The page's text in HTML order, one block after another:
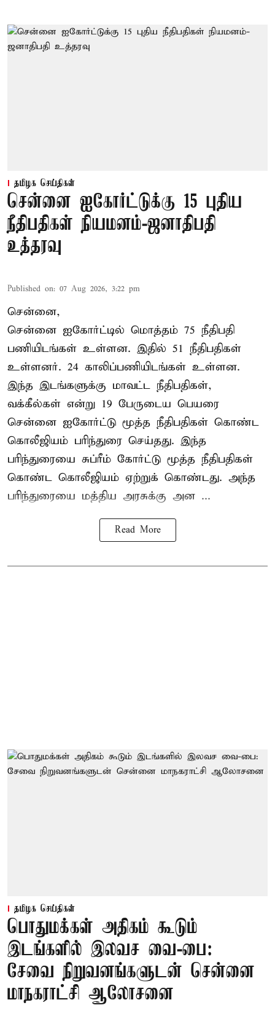
தமிழக செய்திகள்
சென்னை ஐகோர்ட்டுக்கு 15 புதிய
நீதிபதிகள் நியமனம்-ஜனாதிபதி
உத்தரவு
Published on: 07 Aug 2026, 3:22 pm
சென்னை,
சென்னை ஐகோர்ட்டில் மொத்தம் 75 நீதிபதி
பணியிடங்கள் உள்ளன. இதில் 51 நீதிபதிகள்
உள்ளனர். 24 காலிப்பணியிடங்கள் உள்ளன.
இந்த இடங்களுக்கு மாவட்ட நீதிபதிகள்,
வக்கீல்கள் என்று 19 பேருடைய பெயரை
சென்னை ஐகோர்ட்டு மூத்த நீதிபதிகள் கொண்ட
கொலீஜியம் பரிந்துரை செய்தது. இந்த
பரிந்துரையை சுப்ரீம் கோர்ட்டு மூத்த நீதிபதிகள்
கொண்ட கொலீஜியம் ஏற்றுக் கொண்டது. அந்த
பரிந்துரையை மத்திய அரசுக்கு அன ...
Read More
தமிழக செய்திகள்
பொதுமக்கள் அதிகம் கூடும்
இடங்களில் இலவச வை-பை:
சேவை நிறுவனங்களுடன் சென்னை
மாநகராட்சி ஆலோசனை